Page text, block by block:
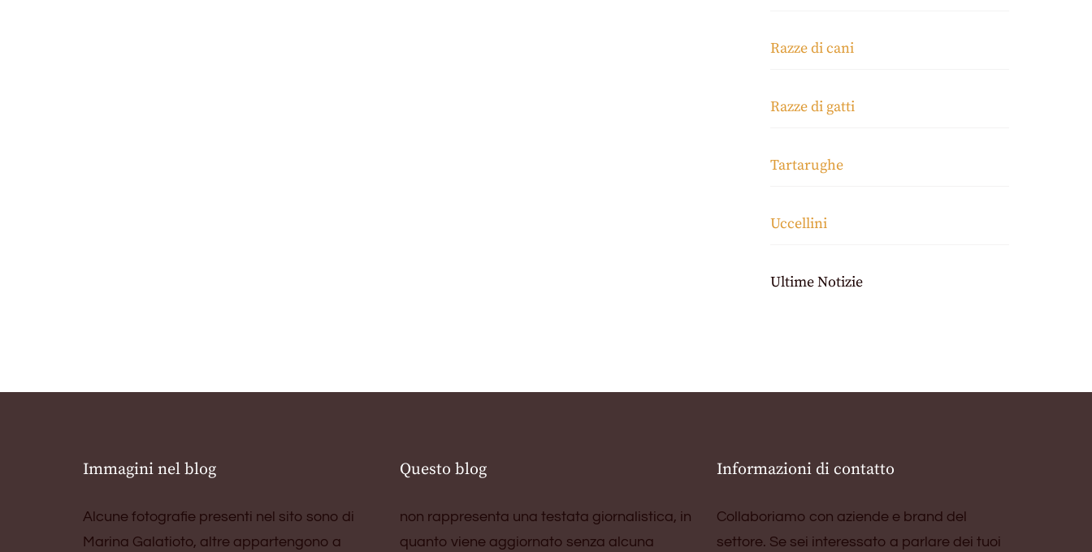
Razze di cani
Razze di gatti
Tartarughe
Uccellini
Ultime Notizie
Immagini nel blog
Alcune fotografie presenti nel sito sono di
Marina Galatioto, altre appartengono a
Questo blog
non rappresenta una testata giornalistica, in
quanto viene aggiornato senza alcuna
Informazioni di contatto
Collaboriamo con aziende e brand del
settore. Se sei interessato a parlare dei tuoi